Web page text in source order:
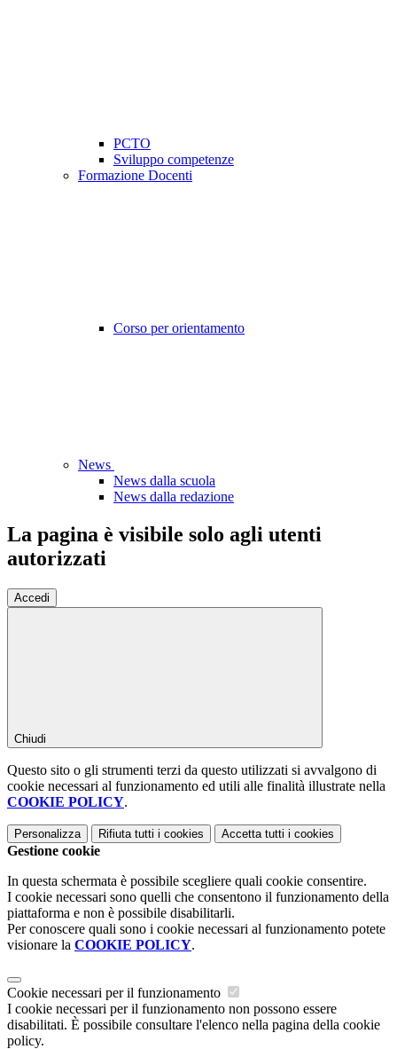
PCTO
Sviluppo competenze
Formazione Docenti
Corso per orientamento
News
News dalla scuola
News dalla redazione
La pagina è visibile solo agli utenti
autorizzati
Accedi
Chiudi
Questo sito o gli strumenti terzi da questo utilizzati si avvalgono di
cookie necessari al funzionamento ed utili alle finalità illustrate nella
COOKIE POLICY.
Personalizza Rifiuta tutti i cookies Accetta tutti i cookies
Gestione cookie
In questa schermata è possibile scegliere quali cookie consentire.
I cookie necessari sono quelli che consentono il funzionamento della
piattaforma e non è possibile disabilitarli.
Per conoscere quali sono i cookie necessari al funzionamento potete
visionare la COOKIE POLICY.
Cookie necessari per il funzionamento
I cookie necessari per il funzionamento non possono essere
disabilitati. È possibile consultare l'elenco nella pagina della cookie
policy.